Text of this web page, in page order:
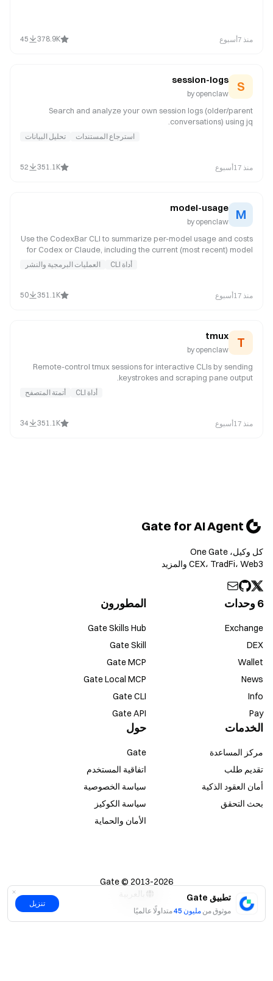
تطبيق Gate
موثوق من متداولًا عالميًا
تنزيل
منذ 7أسبوع 378.9K
45
S
session-logs
by openclaw
Search and analyze your own session logs (older/parent
conversations) using jq.
استرجاع المستندات تحليل البيانات
منذ 17أسبوع 351.1K
52
M
model-usage
by openclaw
Use the CodexBar CLI to summarize per-model usage and costs
for Codex or Claude, including the current (most recent) model
or a complete model breakdown. Trigger this when asked for
model-level usage or cost data from CodexBar, or when you
JSON.
أداة CLI العمليات البرمجية والنشر
منذ 17أسبوع 351.1K
50
T
tmux
by openclaw
Remote-control tmux sessions for interactive CLIs by sending
keystrokes and scraping pane output.
أداة CLI أتمتة المتصفح
منذ 17أسبوع 351.1K
34
Gate for AI Agent
كل وكيل، One Gate
CEX، TradFi، Web3 والمزيد
6 وحدات
Exchange
DEX
Wallet
News
Info
Pay
المطورون
Gate Skills Hub
Gate Skill
Gate MCP
Gate Local MCP
Gate CLI
Gate API
الخدمات
مركز المساعدة
تقديم طلب
أمان العقود الذكية
بحث التحقق
حول
Gate
اتفاقية المستخدم
سياسة الخصوصية
سياسة الكوكيز
الأمان والحماية
Gate © 2013-2026